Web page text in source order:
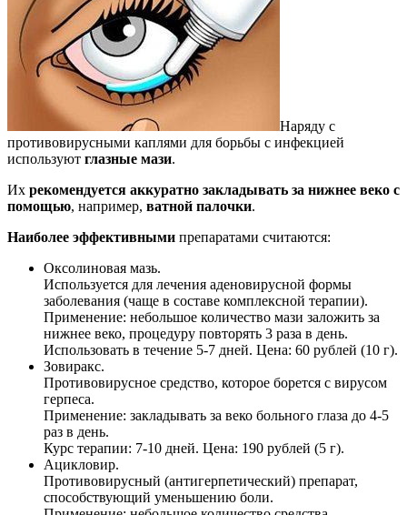
Наряду с
противовирусными каплями для борьбы с инфекцией
используют глазные мази.
Их рекомендуется аккуратно закладывать за нижнее веко с
помощью, например, ватной палочки.
Наиболее эффективными препаратами считаются:
Оксолиновая мазь.
Используется для лечения аденовирусной формы
заболевания (чаще в составе комплексной терапии).
Применение: небольшое количество мази заложить за
нижнее веко, процедуру повторять 3 раза в день.
Использовать в течение 5-7 дней. Цена: 60 рублей (10 г).
Зовиракс.
Противовирусное средство, которое борется с вирусом
герпеса.
Применение: закладывать за веко больного глаза до 4-5
раз в день.
Курс терапии: 7-10 дней. Цена: 190 рублей (5 г).
Ацикловир.
Противовирусный (антигерпетический) препарат,
способствующий уменьшению боли.